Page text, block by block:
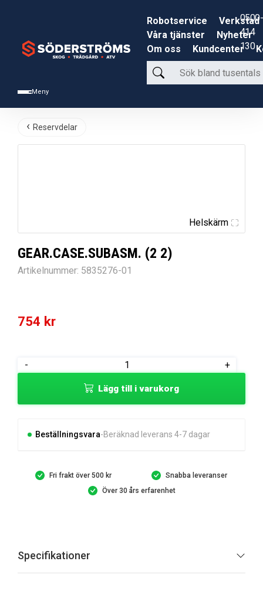
Meny
Robotservice
Verkstad
Våra tjänster
Nyheter
Om oss
Kundcenter
Sök
bland
produkter
0500-
414
130
Reservdelar
Helskärm
GEAR.CASE.SUBASM. (2 2)
Artikelnummer: 5835276-01
754 kr
-
GEAR.CASE.SUBASM.
mängd
+
Lägg till i varukorg
Beställningsvara Beräknad leverans 4-7 dagar
Fri frakt över 500 kr
Snabba leveranser
Över 30 års erfarenhet
Specifikationer